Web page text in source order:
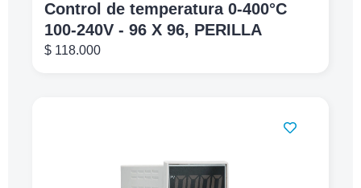
Control de temperatura 0-400°C
100-240V - 96 X 96, PERILLA
$ 118.000